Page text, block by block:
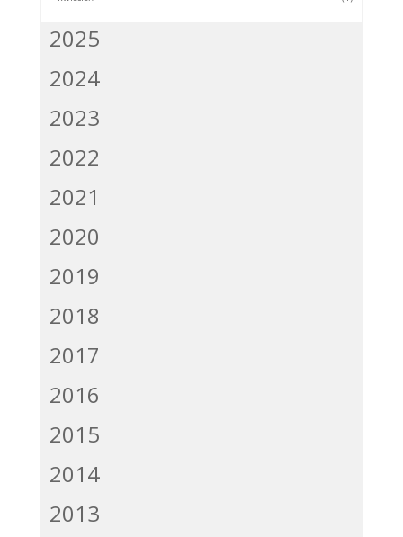
2025
2024
2023
2022
2021
2020
2019
2018
2017
2016
2015
2014
2013